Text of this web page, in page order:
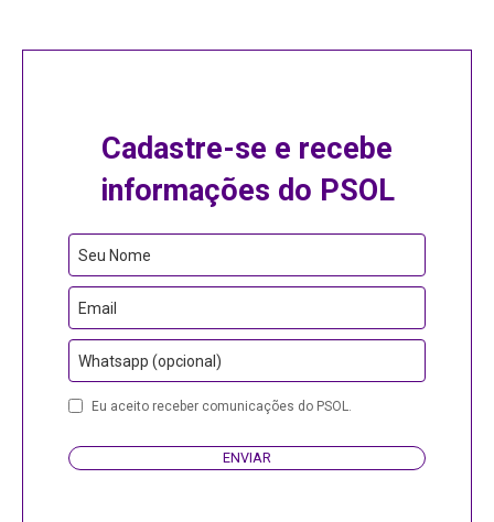
Cadastre-se e recebe
informações do PSOL
Seu Nome
Email
Whatsapp (opcional)
Website
Eu aceito receber comunicações do PSOL.
ENVIAR